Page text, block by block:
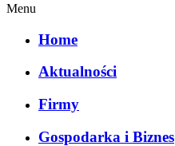
Menu
Home
Aktualności
Firmy
Gospodarka i Biznes